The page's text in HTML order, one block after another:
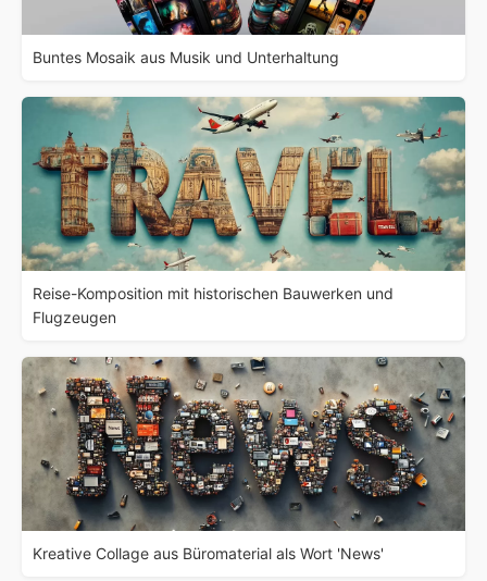
Buntes Mosaik aus Musik und Unterhaltung
Reise-Komposition mit historischen Bauwerken und
Flugzeugen
Kreative Collage aus Büromaterial als Wort 'News'